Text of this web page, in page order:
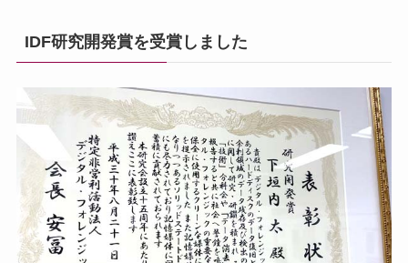
IDF研究開発賞を受賞しました